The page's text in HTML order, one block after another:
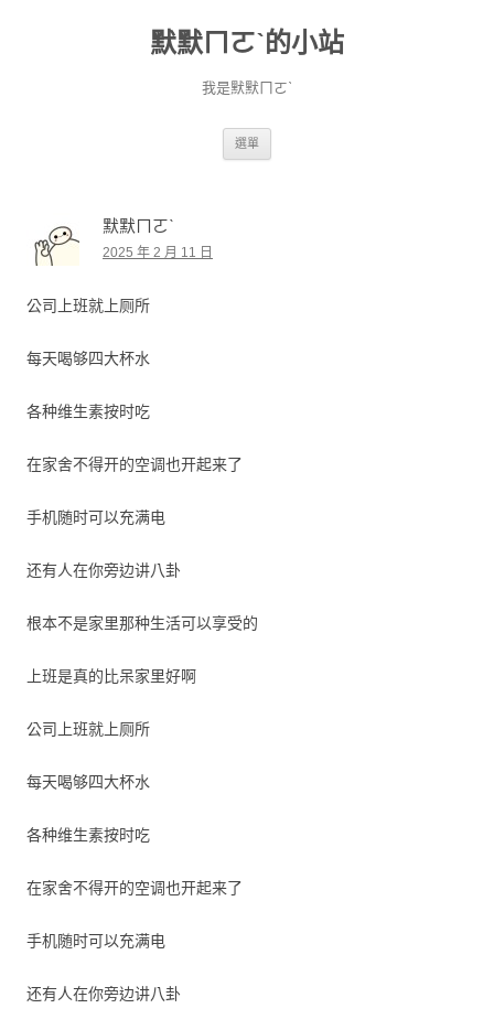
默默ㄇㄛˋ的小站
我是默默ㄇㄛˋ
選單
默默ㄇㄛˋ
2025 年 2 月 11 日
公司上班就上厕所
每天喝够四大杯水
各种维生素按时吃
在家舍不得开的空调也开起来了
手机随时可以充满电
还有人在你旁边讲八卦
根本不是家里那种生活可以享受的
上班是真的比呆家里好啊
公司上班就上厕所
每天喝够四大杯水
各种维生素按时吃
在家舍不得开的空调也开起来了
手机随时可以充满电
还有人在你旁边讲八卦